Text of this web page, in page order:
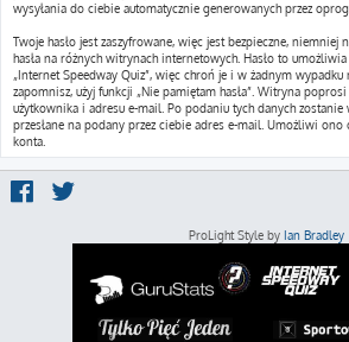
wysyłania do ciebie automatycznie generowanych przez
Twoje hasło jest zaszyfrowane, więc jest bezpieczne, niemniej
hasła na różnych witrynach internetowych. Hasło to
„Internet Speedway Quiz”, więc chroń je i w żadnym wypadku
zapomnisz, użyj funkcji „Nie pamiętam hasła”. Witryna
użytkownika i adresu e-mail. Po podaniu tych danych zostanie
przesłane na podany przez ciebie adres e-mail. Umożliwi
konta.
ProLight Style by Ian Bradley